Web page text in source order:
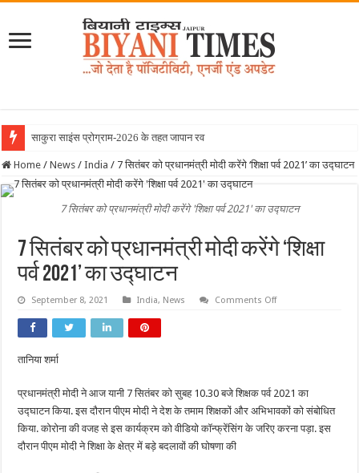
साकुरा साइंस प्रोग्राम-2026 के तहत जापान रवाना हुई बियान
Home / News / India / 7 सितंबर को प्रधानमंत्री मोदी करेंगे ‘शिक्षा पर्व 2021’ का उद्घाटन
7 सितंबर को प्रधानमंत्री मोदी करेंगे 'शिक्षा पर्व 2021' का उद्घाटन
7 सितंबर को प्रधानमंत्री मोदी करेंगे ‘शिक्षा
पर्व 2021’ का उद्घाटन
September 8, 2021 India, News Comments Offon
2021’
उद्घाटन
तानिया शर्मा
प्रधानमंत्री मोदी ने आज यानी 7 सितंबर को सुबह 10.30 बजे शिक्षक पर्व 2021 का
उद्घाटन किया. इस दौरान पीएम मोदी ने देश के तमाम शिक्षकों और अभिभावकों को संबोधित
किया. कोरोना की वजह से इस कार्यक्रम को वीडियो कॉन्फ्रेंसिंग के जरिए करना पड़ा. इस
दौरान पीएम मोदी ने शिक्षा के क्षेत्र में बड़े बदलावों की घोषणा की